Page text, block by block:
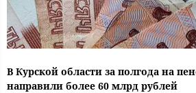
В Курской области за полгода на
направили более 60 млрд рублей